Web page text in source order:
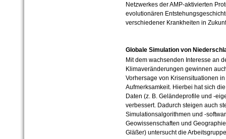
Netzwerkes der AMP-aktivierten
evolutionären
verschiedener Krankheiten in
Globale Simulation von
Mit dem wachsenden Interesse an
Klimaveränderungen gewinnen
Vorhersage von Krisensituationen
Aufmerksamkeit. Hierbei hat sich
Daten (z. B. Geländeprofile und -
verbessert. Dadurch steigen auch
Simulationsalgorithmen und -
Geowissenschaften und
Gläßer) untersucht die